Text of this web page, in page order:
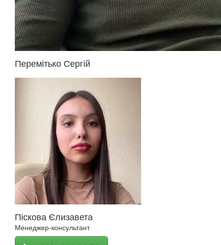
Перемітько Сергій
Піскова Єлизавета
Менеджер-консультант